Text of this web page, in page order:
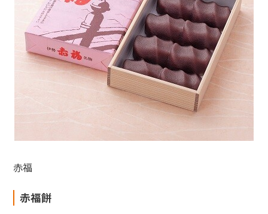
赤福
赤福餅